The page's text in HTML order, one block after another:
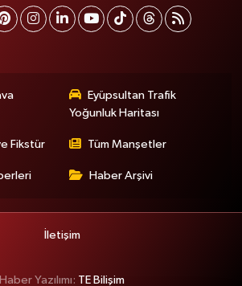
Eyüpsultan Trafik
Yoğunluk Haritası
Fikstür Tüm Manşetler
Haber Arşivi
İletişim
Haber Yazılımı: TE Bilişim